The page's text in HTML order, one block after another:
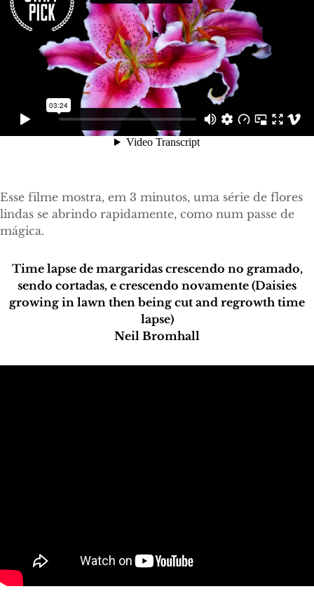
Esse filme mostra, em 3 minutos, uma série de flores
lindas se abrindo rapidamente, como num passe de
mágica.
Time lapse de margaridas crescendo no gramado,
sendo cortadas, e crescendo novamente (Daisies
growing in lawn then being cut and regrowth time
lapse)
Neil Bromhall